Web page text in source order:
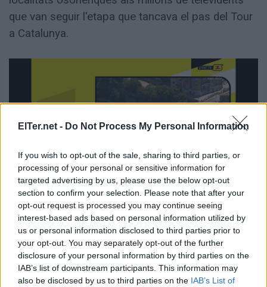
ElTer.net - Do Not Process My Personal Information
If you wish to opt-out of the sale, sharing to third parties, or
processing of your personal or sensitive information for
targeted advertising by us, please use the below opt-out
section to confirm your selection. Please note that after your
opt-out request is processed you may continue seeing
interest-based ads based on personal information utilized by
us or personal information disclosed to third parties prior to
your opt-out. You may separately opt-out of the further
disclosure of your personal information by third parties on the
IAB’s list of downstream participants. This information may
also be disclosed by us to third parties on the IAB’s List of
que van seguir l'etapa que tancava el pas del Tour
a Catalunya.
Imatge de la senyal del Tour al Pont de Can Molas
ETIQUETES: